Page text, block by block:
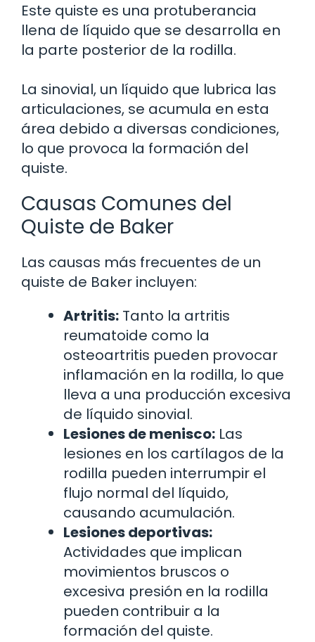
Este quiste es una protuberancia
llena de líquido que se desarrolla en
la parte posterior de la rodilla.
La sinovial, un líquido que lubrica las
articulaciones, se acumula en esta
área debido a diversas condiciones,
lo que provoca la formación del
quiste.
Causas Comunes del
Quiste de Baker
Las causas más frecuentes de un
quiste de Baker incluyen:
Artritis: Tanto la artritis
reumatoide como la
osteoartritis pueden provocar
inflamación en la rodilla, lo que
lleva a una producción excesiva
de líquido sinovial.
Lesiones de menisco: Las
lesiones en los cartílagos de la
rodilla pueden interrumpir el
flujo normal del líquido,
causando acumulación.
Lesiones deportivas:
Actividades que implican
movimientos bruscos o
excesiva presión en la rodilla
pueden contribuir a la
formación del quiste.